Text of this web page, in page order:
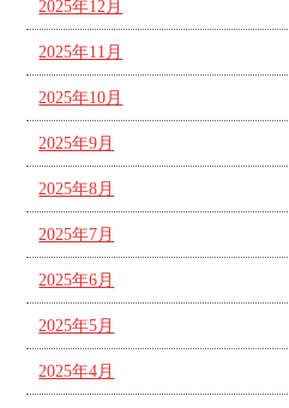
2025年12月
2025年11月
2025年10月
2025年9月
2025年8月
2025年7月
2025年6月
2025年5月
2025年4月